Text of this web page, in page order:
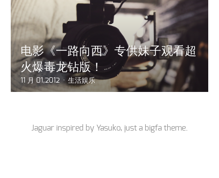
电影《一路向西》专供妹子观看超
火爆毒龙钻版！
11 月 01,2012 生活娱乐
Jaguar inspired by Yasuko, just a bigfa theme.